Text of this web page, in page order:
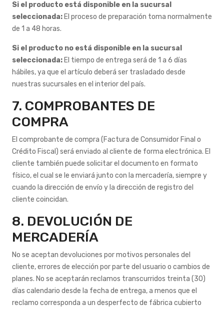
Si el producto está disponible en la sucursal
seleccionada: El proceso de preparación toma normalmente
de 1 a 48 horas.
Si el producto no está disponible en la sucursal
seleccionada: El tiempo de entrega será de 1 a 6 días
hábiles, ya que el artículo deberá ser trasladado desde
nuestras sucursales en el interior del país.
7. COMPROBANTES DE
COMPRA
El comprobante de compra (Factura de Consumidor Final o
Crédito Fiscal) será enviado al cliente de forma electrónica. El
cliente también puede solicitar el documento en formato
físico, el cual se le enviará junto con la mercadería, siempre y
cuando la dirección de envío y la dirección de registro del
cliente coincidan.
8. DEVOLUCIÓN DE
MERCADERÍA
No se aceptan devoluciones por motivos personales del
cliente, errores de elección por parte del usuario o cambios de
planes. No se aceptarán reclamos transcurridos treinta (30)
días calendario desde la fecha de entrega, a menos que el
reclamo corresponda a un desperfecto de fábrica cubierto